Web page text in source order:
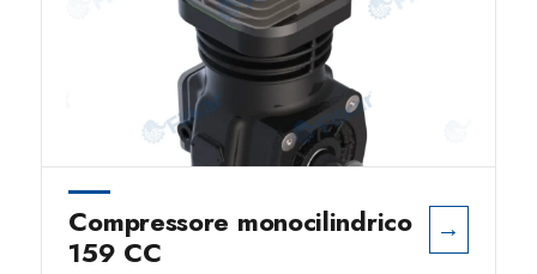
Compressore monocilindrico
159 CC
→